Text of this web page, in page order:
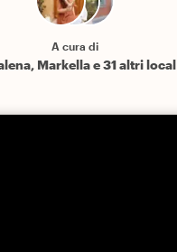
A cura di
Markella e 31 altri local